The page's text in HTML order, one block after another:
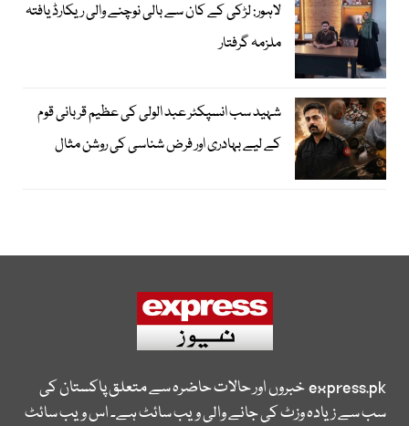
لاہور: لڑکی کے کان سے بالی نوچنے والی ریکارڈ یافتہ
ملزمہ گرفتار
شہید سب انسپکٹر عبد الولی کی عظیم قربانی قوم
کے لیے بہادری اور فرض شناسی کی روشن مثال
express.pkخبروں اور حالات حاضرہ سے متعلق پاکستان کی
سب سے زیادہ وزٹ کی جانے والی ویب سائٹ ہے۔ اس ویب سائٹ